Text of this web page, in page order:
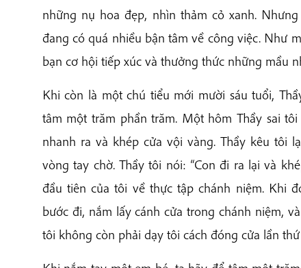
những nụ hoa đẹp, nhìn thảm cỏ xanh.
đang có quá nhiều bận tâm về công việc. Như
bạn cơ hội tiếp xúc và thưởng thức những mầu
Khi còn là một chú tiểu mới mười sáu tuổi,
tâm một trăm phần trăm. Một hôm Thầy sai
nhanh ra và khép cửa vội vàng. Thầy kêu tôi
vòng tay chờ. Thầy tôi nói: “Con đi ra lại và
đầu tiên của tôi về thực tập chánh niệm. Khi
bước đi, nắm lấy cánh cửa trong chánh niệm,
tôi không còn phải dạy tôi cách đóng cửa lần